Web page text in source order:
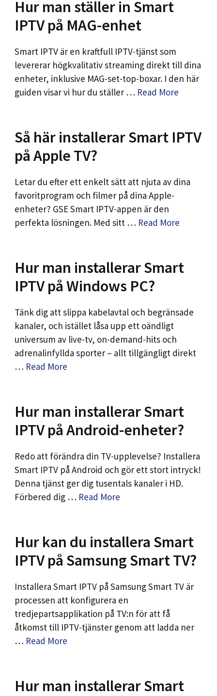
Hur man ställer in Smart
IPTV på MAG-enhet
Smart IPTV är en kraftfull IPTV-tjänst som
levererar högkvalitativ streaming direkt till dina
enheter, inklusive MAG-set-top-boxar. I den här
guiden visar vi hur du ställer … Read More
Så här installerar Smart IPTV
på Apple TV?
Letar du efter ett enkelt sätt att njuta av dina
favoritprogram och filmer på dina Apple-
enheter? GSE Smart IPTV-appen är den
perfekta lösningen. Med sitt … Read More
Hur man installerar Smart
IPTV på Windows PC?
Tänk dig att slippa kabelavtal och begränsade
kanaler, och istället låsa upp ett oändligt
universum av live-tv, on-demand-hits och
adrenalinfyllda sporter – allt tillgängligt direkt
… Read More
Hur man installerar Smart
IPTV på Android-enheter?
Redo att förändra din TV-upplevelse? Installera
Smart IPTV på Android och gör ett stort intryck!
Denna tjänst ger dig tusentals kanaler i HD.
Förbered dig … Read More
Hur kan du installera Smart
IPTV på Samsung Smart TV?
Installera Smart IPTV på Samsung Smart TV är
processen att konfigurera en
tredjepartsapplikation på TV:n för att få
åtkomst till IPTV-tjänster genom att ladda ner
… Read More
Hur man installerar Smart